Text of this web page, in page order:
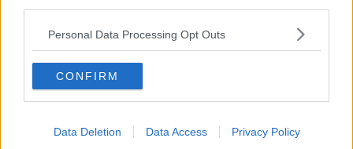
Personal Data Processing Opt Outs
CONFIRM
Data Deletion Data Access Privacy Policy
Grullaia
Spot
​Il grande vuoto
​La guerra dei mondi
Fase due